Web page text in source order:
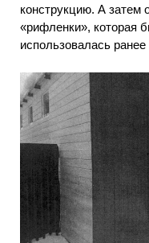
конструкцию. А затем
«рифленки», которая
использовалась ранее